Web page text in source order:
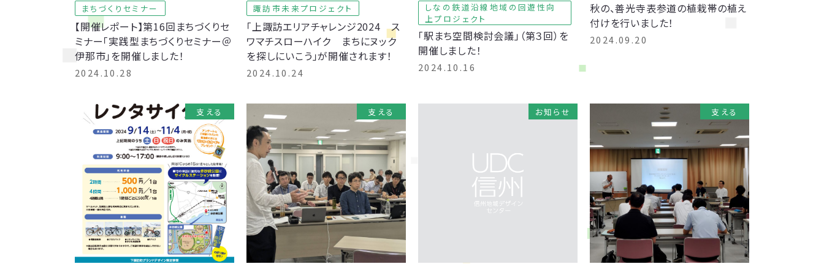
まちづくりセミナー
【開催レポート】第16回まちづくりセ
ミナー「実践型まちづくりセミナー＠
伊那市」を開催しました！
2024.10.28
諏訪市未来プロジェクト
「上諏訪エリアチャレンジ2024 ス
ワマチスローハイク まちにヌック
を探しにいこう」が開催されます！
2024.10.24
しなの鉄道沿線地域の回遊性向
上プロジェクト
「駅まち空間検討会議」（第３回）を
開催しました！
2024.10.16
秋の、善光寺表参道の植栽帯の植え
付けを行いました！
2024.09.20
支える 支える お知らせ 支える